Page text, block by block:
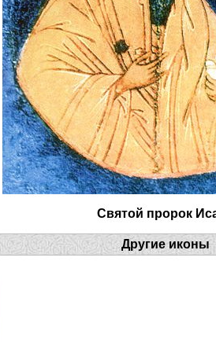
Святой пророк
Другие иконы